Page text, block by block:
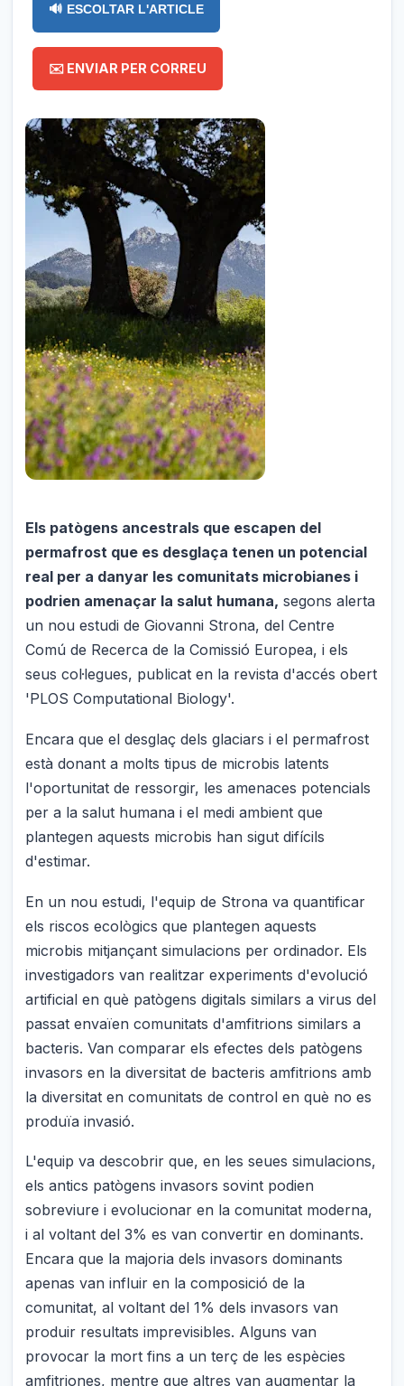
🔊 ESCOLTAR L'ARTICLE
✉️ ENVIAR PER CORREU
Els patògens ancestrals que escapen del
permafrost que es desglaça tenen un potencial
real per a danyar les comunitats microbianes i
podrien amenaçar la salut humana, segons alerta
un nou estudi de Giovanni Strona, del Centre
Comú de Recerca de la Comissió Europea, i els
seus col·legues, publicat en la revista d'accés obert
'PLOS Computational Biology'.
Encara que el desglaç dels glaciars i el permafrost
està donant a molts tipus de microbis latents
l'oportunitat de ressorgir, les amenaces potencials
per a la salut humana i el medi ambient que
plantegen aquests microbis han sigut difícils
d'estimar.
En un nou estudi, l'equip de Strona va quantificar
els riscos ecològics que plantegen aquests
microbis mitjançant simulacions per ordinador. Els
investigadors van realitzar experiments d'evolució
artificial en què patògens digitals similars a virus del
passat envaïen comunitats d'amfitrions similars a
bacteris. Van comparar els efectes dels patògens
invasors en la diversitat de bacteris amfitrions amb
la diversitat en comunitats de control en què no es
produïa invasió.
L'equip va descobrir que, en les seues simulacions,
els antics patògens invasors sovint podien
sobreviure i evolucionar en la comunitat moderna,
i al voltant del 3% es van convertir en dominants.
Encara que la majoria dels invasors dominants
apenas van influir en la composició de la
comunitat, al voltant del 1% dels invasors van
produir resultats imprevisibles. Alguns van
provocar la mort fins a un terç de les espècies
amfitriones, mentre que altres van augmentar la